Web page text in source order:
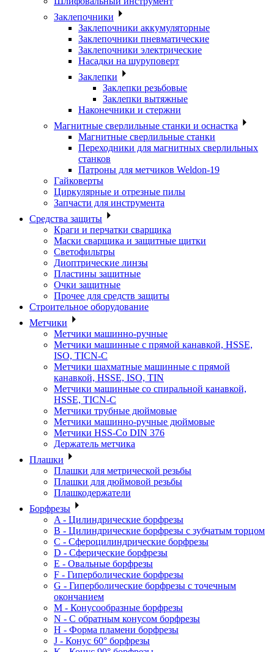
Заклепочники
Заклепочники аккумуляторные
Заклепочники пневматические
Заклепочники электрические
Насадки на шуруповерт
Заклепки
Заклепки резьбовые
Заклепки вытяжные
Наконечники и стержни
Магнитные сверлильные станки и оснастка
Магнитные сверлильные станки
Переходники для магнитных сверлильных
станков
Патроны для метчиков Weldon-19
Гайковерты
Циркулярные и отрезные пилы
Запчасти для инструмента
Средства защиты
Краги и перчатки сварщика
Маски сварщика и защитные щитки
Светофильтры
Диоптрические линзы
Пластины защитные
Очки защитные
Прочее для средств защиты
Строительное оборудование
Метчики
Метчики машинно-ручные
Метчики машинные с прямой канавкой, HSSE,
ISO, TICN-C
Метчики шахматные машинные с прямой
канавкой, HSSE, ISO, TIN
Метчики машинные со спиральной канавкой,
HSSE, TICN-C
Метчики трубные дюймовые
Метчики машинно-ручные дюймовые
Метчики HSS-Co DIN 376
Держатель метчика
Плашки
Плашки для метрической резьбы
Плашки для дюймовой резьбы
Плашкодержатели
Борфрезы
A - Цилиндрические борфрезы
B - Цилиндрические борфрезы с зубчатым торцом
C - Сфероцилиндрические борфрезы
D - Сферические борфрезы
E - Овальные борфрезы
F - Гиперболические борфрезы
G - Гиперболические борфрезы с точечным
окончанием
M - Конусообразные борфрезы
N - С обратным конусом борфрезы
H - Форма пламени борфрезы
J - Конус 60° борфрезы